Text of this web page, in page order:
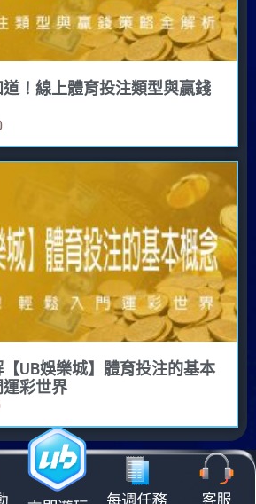
！線上體育投注類型與贏錢
UB娛樂城】體育投注的基本
彩世界